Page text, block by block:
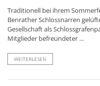
Traditionell bei ihrem
Benrather Schlossnarren
Gesellschaft als
Mitglieder befreundeter ...
WEITERLESEN